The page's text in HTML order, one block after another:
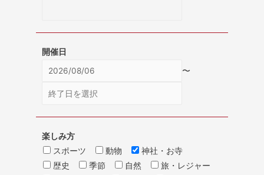
開催日
〜
楽しみ方
スポーツ
動物
神社・お寺
歴史
季節 自然
旅・レジャー